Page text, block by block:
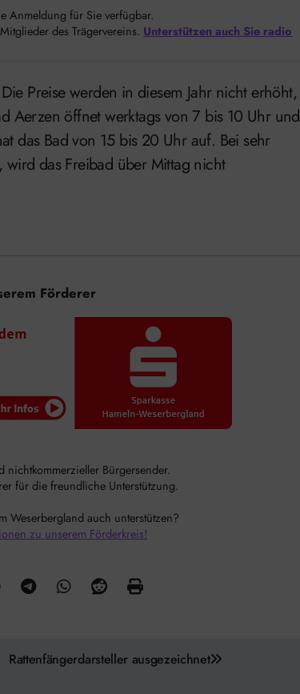
Anmeldung für Sie verfügbar.
des Trägervereins. Unterstützen auch Sie radio
Aerzen öffnet werktags von 7 bis 10 Uhr und
das Bad von 15 bis 20 Uhr auf. Bei sehr
das Freibad über Mittag nicht
Förderer
Bürgersender.
für die freundliche Unterstützung.
Weserbergland auch unterstützen?
zu unserem Förderkreis!
Rattenfängerdarsteller ausgezeichnet